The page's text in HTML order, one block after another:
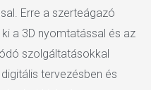
Erre a szerteágazó
a 3D nyomtatással és az
szolgáltatásokkal
tervezésben és